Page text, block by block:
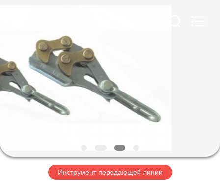
ГЛАВНАЯ
СТРАНИЦА
ПРОДУКТЫ
НАС
Инструмент передающей линии